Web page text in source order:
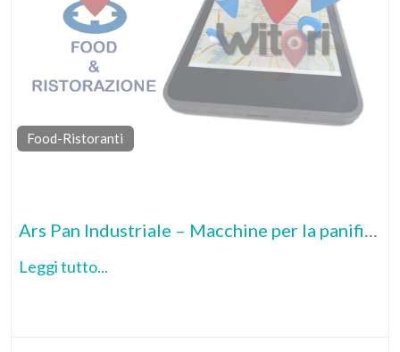
Food-Ristoranti
Leggi tutto...